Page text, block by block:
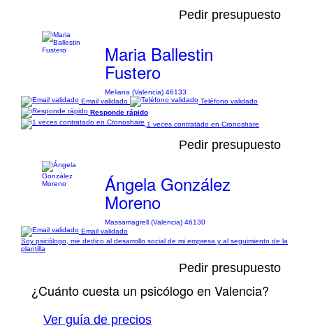
Pedir presupuesto
Maria Ballestin
Fustero
Meliana (Valencia) 46133
Email validado
Teléfono validado
Responde rápido
1 veces contratado en Cronoshare
Pedir presupuesto
Ángela González
Moreno
Massamagrell (Valencia) 46130
Email validado
Soy psicólogo, me dedico al desarrollo social de mi empresa y al seguimiento de la
plantilla
Pedir presupuesto
¿Cuánto cuesta un psicólogo en Valencia?
Ver guía de precios